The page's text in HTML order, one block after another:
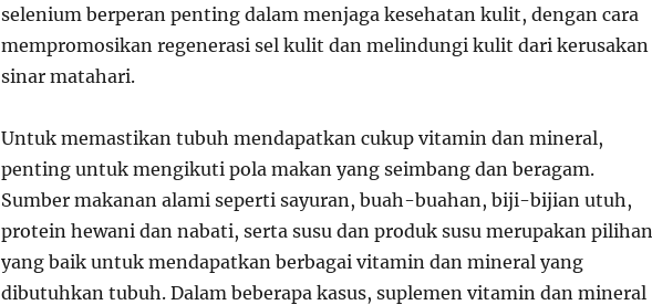
selenium berperan penting dalam menjaga kesehatan kulit, dengan cara
mempromosikan regenerasi sel kulit dan melindungi kulit dari kerusakan
sinar matahari.
Untuk memastikan tubuh mendapatkan cukup vitamin dan mineral,
penting untuk mengikuti pola makan yang seimbang dan beragam.
Sumber makanan alami seperti sayuran, buah-buahan, biji-bijian utuh,
protein hewani dan nabati, serta susu dan produk susu merupakan pilihan
yang baik untuk mendapatkan berbagai vitamin dan mineral yang
dibutuhkan tubuh. Dalam beberapa kasus, suplemen vitamin dan mineral